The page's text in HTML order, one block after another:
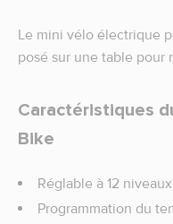
Le mini vélo électrique
posé sur une table pour
Caractéristiques
Bike
Réglable à 12
Programmation du